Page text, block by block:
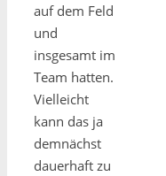
auf dem Feld
und
insgesamt im
Team hatten.
Vielleicht
kann das ja
demnächst
dauerhaft zu